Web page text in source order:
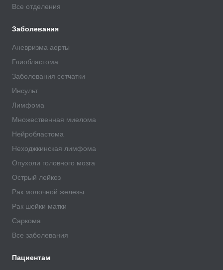
Все отделения
Заболевания
Аневризма аорты
Глиобластома
Заболевания сетчатки
Инсульт
Лимфома
Множественная миелома
Нейробластома
Неходжкинская лимфома
Опухоли головного мозга
Острый лейкоз
Рак молочной железы
Рак шейки матки
Саркома
Все заболевания
Пациентам